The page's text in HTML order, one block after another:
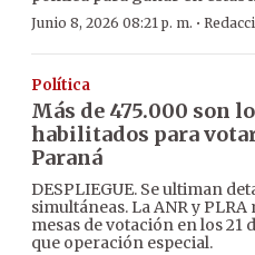
Junio 8, 2026 08:21 p. m. ·
Política
Más de 475.000 son
habilitados para
Paraná
DESPLIEGUE. Se ultiman
simultáneas. La ANR y
mesas de votación en los 21
que operación especial.